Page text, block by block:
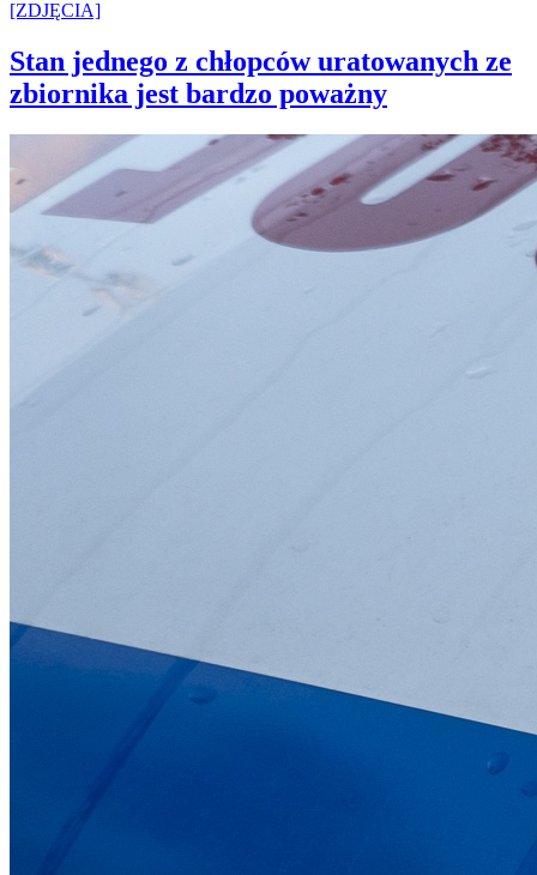
Stan jednego z chłopców uratowanych ze
zbiornika jest bardzo poważny